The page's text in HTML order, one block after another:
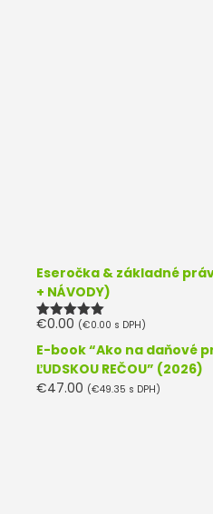
Eseročka & základné
+ NÁVODY)
Hodnotenie
€0.00 (€0.00 s DPH)
E-book “Ako na daňové
ĽUDSKOU REČOU” (2026)
€47.00 (€49.35 s DPH)